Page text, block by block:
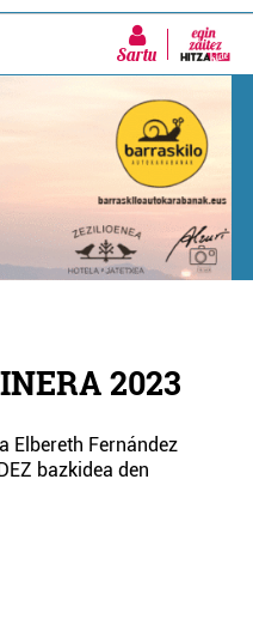
Sartu
2023
Elbereth Fernández
bazkidea den